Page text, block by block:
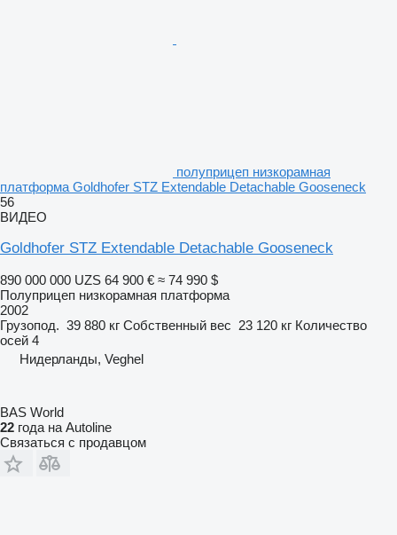
полуприцеп низкорамная
платформа Goldhofer STZ Extendable Detachable Gooseneck
56
ВИДЕО
Goldhofer STZ Extendable Detachable Gooseneck
890 000 000 UZS 64 900 € ≈ 74 990 $
Полуприцеп низкорамная платформа
2002
Грузопод. 39 880 кг Собственный вес 23 120 кг Количество
осей 4
Нидерланды, Veghel
BAS World
22 года на Autoline
Связаться с продавцом